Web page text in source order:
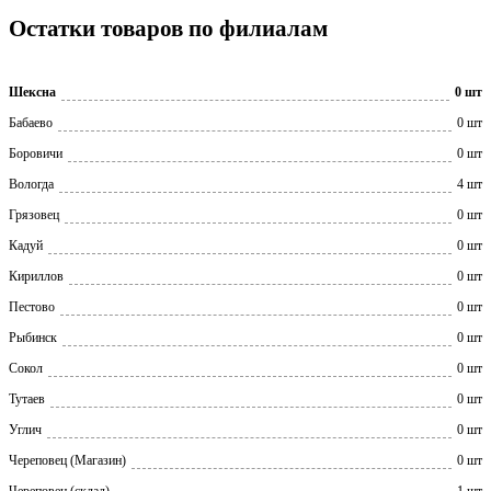
Остатки товаров по филиалам
Шексна
0 шт
Бабаево
0 шт
Боровичи
0 шт
Вологда
4 шт
Грязовец
0 шт
Кадуй
0 шт
Кириллов
0 шт
Пестово
0 шт
Рыбинск
0 шт
Сокол
0 шт
Тутаев
0 шт
Углич
0 шт
Череповец (Магазин)
0 шт